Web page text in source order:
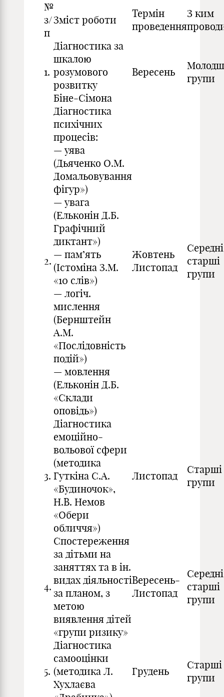
№
з/
п
Зміст роботи
Термін
проведення
З ким
1.
Діагностика за
шкалою
розумового
розвитку
Біне-Сімона
Вересень
групи
2.
Діагностика
психічних
процесів:
— уява
(Дьяченко О.М.
Домальовування
фігур»)
— увага
(Ельконін Д.Б.
Графічний
диктант»)
— пам’ять
(Істоміна З.М.
«10 слів»)
— логіч.
мислення
(Бернштейн
А.М.
«Послідовність
подій»)
— мовлення
(Ельконін Д.Б.
«Склади
оповідь»)
Жовтень
Листопад
старші
групи
3.
Діагностика
емоційно-
вольової сфери
(методика
Гуткіна С.А.
«Будиночок»,
Н.В. Немов
«Обери
обличчя»)
Листопад
Старші
групи
4.
Спостереження
за дітьми на
заняттях та в ін.
видах діяльності
за планом, з
метою
виявлення дітей
«групи ризику»
Вересень-
Листопад
старші
групи
5.
Діагностика
самооцінки
(методика Л.
Хухлаєва
Грудень
Старші
групи